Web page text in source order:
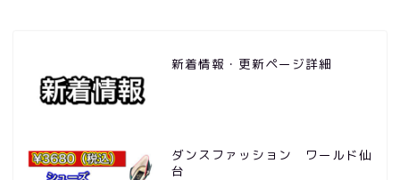
新着情報・更新ページ詳細
ダンスファッション ワールド仙
台